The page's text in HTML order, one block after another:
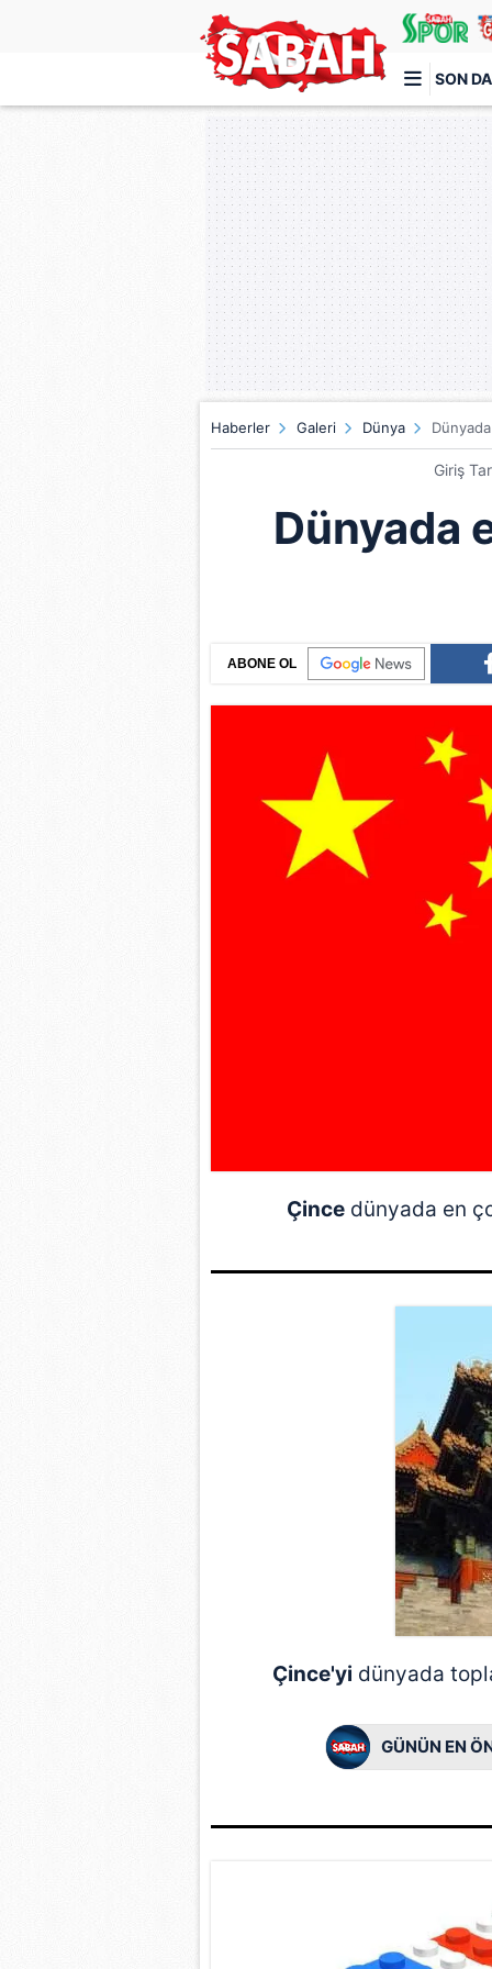
SON
Türkiye'nin en iyi haber sitesi
Haberler Galeri Dünya
Giriş
Dünyada
ABONE OL
Çince dünyada en
Çince'yi dünyada
GÜNÜN EN